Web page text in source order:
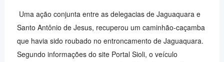
Uma ação conjunta entre as delegacias de Jaguaquara e
Santo Antônio de Jesus, recuperou um caminhão-caçamba
que havia sido roubado no entroncamento de Jaguaquara.
Segundo informações do site Portal Sioli, o veículo